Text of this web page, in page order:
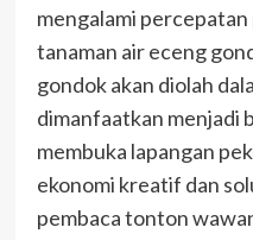
mengalami
tanaman air eceng
gondok akan diolah
dimanfaatkan menjadi
membuka lapangan
ekonomi kreatif dan
pembaca tonton